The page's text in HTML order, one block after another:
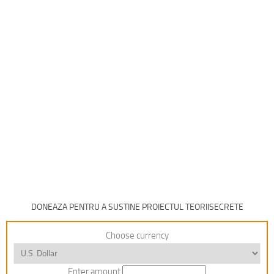
DONEAZA PENTRU A SUSTINE PROIECTUL TEORIISECRETE
Choose currency
Enter amount